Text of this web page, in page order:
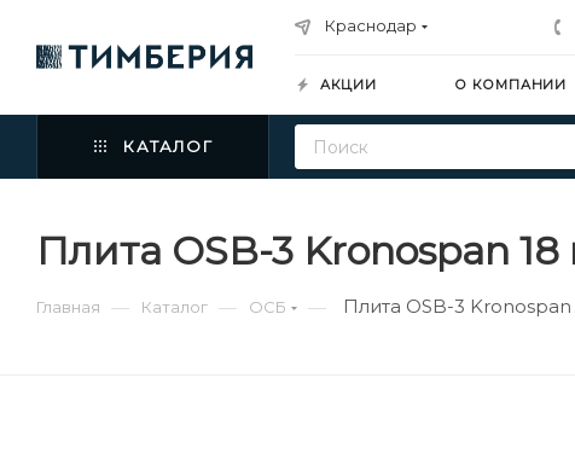
Краснодар
АКЦИИ О КОМПАНИИ
КАТАЛОГ
Плита OSB-3 Kronospan
Главная — Каталог — ОСБ — Плита OSB-3